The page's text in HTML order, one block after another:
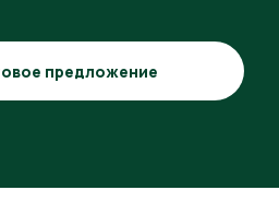
предложение